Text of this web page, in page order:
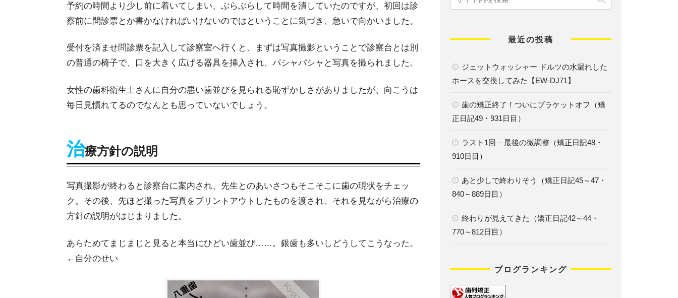
予約の時間より少し前に着いてしまい、ぶらぶらして時間を潰していたのですが、初回は診
察前に問診票とか書かなければいけないのではということに気づき、急いで向かいました。
受付を済ませ問診票を記入して診察室へ行くと、まずは写真撮影ということで診察台とは別
の普通の椅子で、口を大きく広げる器具を挿入され、パシャパシャと写真を撮られました。
女性の歯科衛生士さんに自分の悪い歯並びを見られる恥ずかしさがありましたが、向こうは
毎日見慣れてるのでなんとも思っていないでしょう。
治療方針の説明
写真撮影が終わると診察台に案内され、先生とのあいさつもそこそこに歯の現状をチェッ
ク。その後、先ほど撮った写真をプリントアウトしたものを渡され、それを見ながら治療の
方針の説明がはじまりました。
あらためてまじまじと見ると本当にひどい歯並び……。銀歯も多いしどうしてこうなった。
←自分のせい
最近の投稿
ジェットウォッシャー ドルツの水漏れした
ホースを交換してみた【EW-DJ71】
歯の矯正終了！ついにブラケットオフ（矯
正日記49・931日目）
ラスト1回 – 最後の微調整（矯正日記48・
910日目）
あと少しで終わりそう（矯正日記45～47・
840～889日目）
終わりが見えてきた（矯正日記42～44・
770～812日目）
ブログランキング